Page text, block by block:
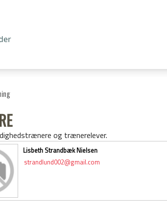
og trænerelever.
Lisbeth Strandbæk Nielsen
strandlund002@gmail.com